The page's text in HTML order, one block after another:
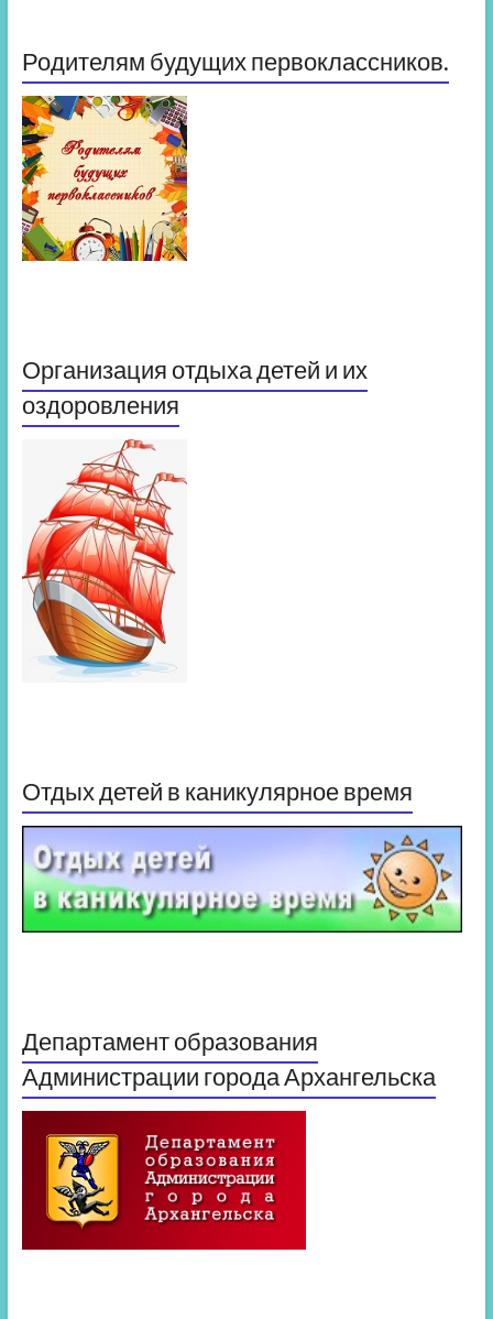
Родителям будущих первоклассников.
Организация отдыха детей и их
оздоровления
Отдых детей в каникулярное время
Департамент образования
Администрации города Архангельска